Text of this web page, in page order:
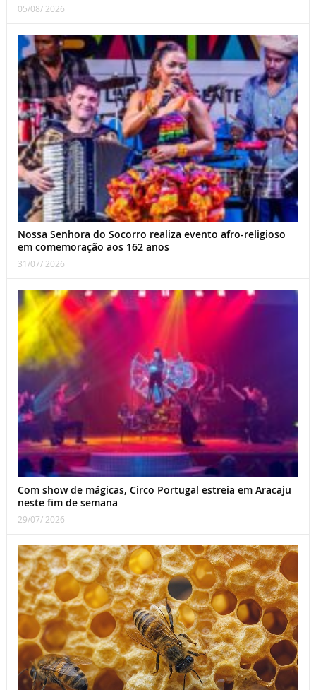
05/08/ 2026
Nossa Senhora do Socorro realiza evento afro-religioso
em comemoração aos 162 anos
31/07/ 2026
Com show de mágicas, Circo Portugal estreia em Aracaju
neste fim de semana
29/07/ 2026